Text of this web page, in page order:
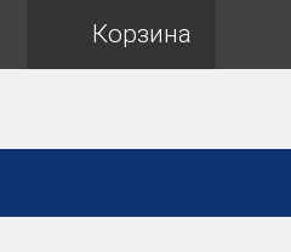
Корзина